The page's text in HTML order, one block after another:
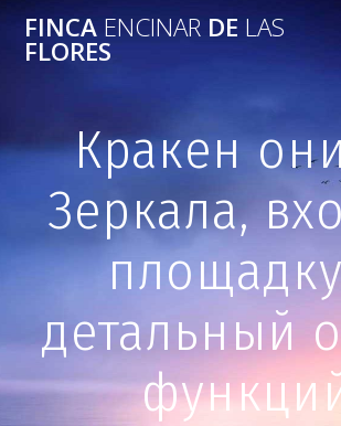
FINCA ENCINAR DE LAS
FLORES
Кракен
Зеркала,
детальный